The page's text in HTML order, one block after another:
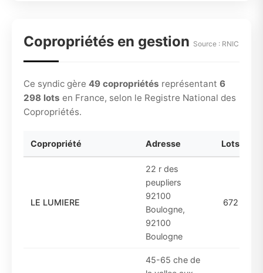
Copropriétés en gestion Source : RNIC
Ce syndic gère 49 copropriétés représentant 6
298 lots en France, selon le Registre National des
Copropriétés.
Copropriété Adresse Lots
LE LUMIERE
22 r des
peupliers
92100
Boulogne,
92100
Boulogne
672
45-65 che de